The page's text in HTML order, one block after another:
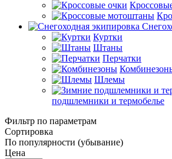
Куртки
Штаны
Перчатки
Шлемы
подшлемники и термобелье
Фильтр по параметрам
Сортировка
По популярности (убывание)
Цена